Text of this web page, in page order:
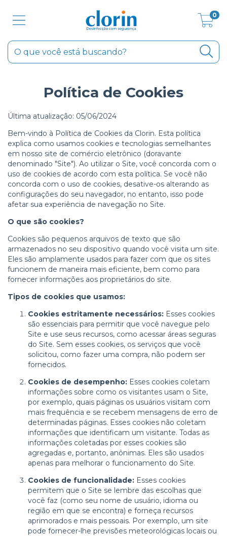
0
Política de Cookies
Última atualização: 05/06/2024
Bem-vindo à Política de Cookies da Clorin. Esta política
explica como usamos cookies e tecnologias semelhantes
em nosso site de comércio eletrônico (doravante
denominado "Site"). Ao utilizar o Site, você concorda com o
uso de cookies de acordo com esta política. Se você não
concorda com o uso de cookies, desative-os alterando as
configurações do seu navegador, no entanto, isso pode
afetar sua experiência de navegação no Site.
O que são cookies?
Cookies são pequenos arquivos de texto que são
armazenados no seu dispositivo quando você visita um site.
Eles são amplamente usados para fazer com que os sites
funcionem de maneira mais eficiente, bem como para
fornecer informações aos proprietários do site.
Tipos de cookies que usamos:
Cookies estritamente necessários: Esses cookies
são essenciais para permitir que você navegue pelo
Site e use seus recursos, como acessar áreas seguras
do Site. Sem esses cookies, os serviços que você
solicitou, como fazer uma compra, não podem ser
fornecidos.
Cookies de desempenho: Esses cookies coletam
informações sobre como os visitantes usam o Site,
por exemplo, quais páginas os usuários visitam com
mais frequência e se recebem mensagens de erro de
determinadas páginas. Esses cookies não coletam
informações que identificam um visitante. Todas as
informações coletadas por esses cookies são
agregadas e, portanto, anônimas. Eles são usados
apenas para melhorar o funcionamento do Site.
Cookies de funcionalidade: Esses cookies
permitem que o Site se lembre das escolhas que
você faz (como seu nome de usuário, idioma ou
região em que se encontra) e forneça recursos
aprimorados e mais pessoais. Por exemplo, um site
pode fornecer-lhe previsões meteorológicas locais ou